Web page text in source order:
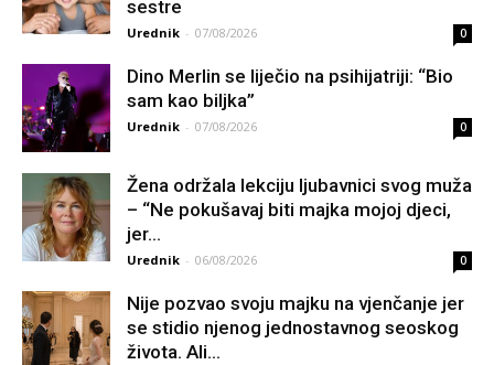
sestre
Urednik - 07/08/2026 0
Dino Merlin se liječio na psihijatriji: “Bio
sam kao biljka”
Urednik - 07/08/2026 0
Žena održala lekciju ljubavnici svog muža
– “Ne pokušavaj biti majka mojoj djeci,
jer...
Urednik - 06/08/2026 0
Nije pozvao svoju majku na vjenčanje jer
se stidio njenog jednostavnog seoskog
života. Ali...